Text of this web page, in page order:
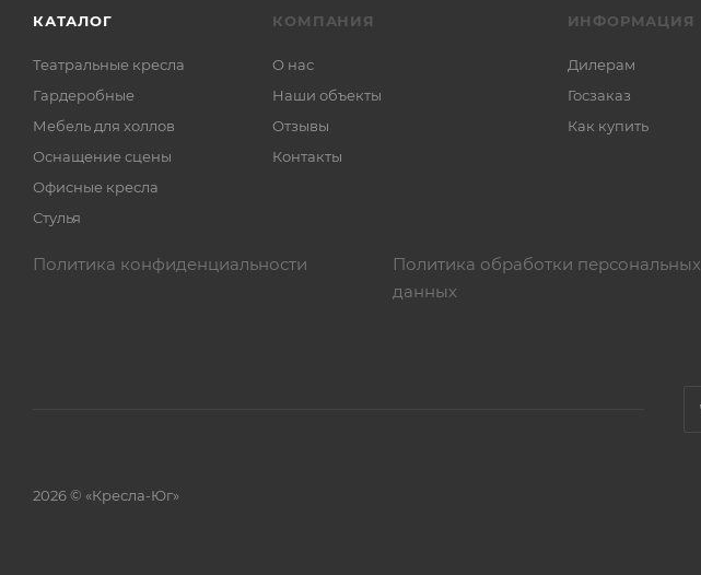
КАТАЛОГ
Театральные кресла
Гардеробные
Мебель для холлов
Оснащение сцены
Офисные кресла
Стулья
КОМПАНИЯ
О нас
Наши объекты
Отзывы
Контакты
ИНФОРМАЦИЯ
Дилерам
Госзаказ
Как купить
Политика конфиденциальности
Политика обработки персональных
данных
2026 © «Кресла-Юг»